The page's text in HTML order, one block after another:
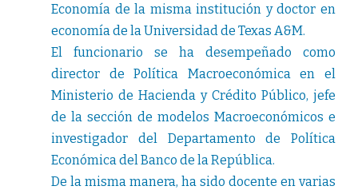
Economía de la misma institución y doctor en
economía de la Universidad de Texas A&M.
El funcionario se ha desempeñado como
director de Política Macroeconómica en el
Ministerio de Hacienda y Crédito Público, jefe
de la sección de modelos Macroeconómicos e
investigador del Departamento de Política
Económica del Banco de la República.
De la misma manera, ha sido docente en varias